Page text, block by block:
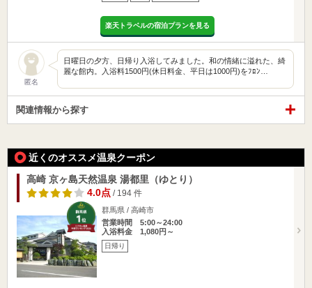
楽天トラベルの宿泊プランを見る
匿名
日曜日の夕方、日帰り入浴してみました。和の情緒に溢れた、綺
麗な館内。入浴料1500円(休日料金、平日は1000円)をﾌﾛﾝ…
関連情報から探す
近くのオススメ温泉クーポン
高崎 京ヶ島天然温泉 湯都里（ゆとり）
4.0点/ 194 件
群馬県 / 高崎市
営業時間 5:00～24:00
入浴料金 1,080円～
日帰り